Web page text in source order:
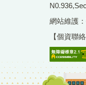
網站維護
【個資聯